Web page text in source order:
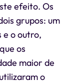
efeito. Os
grupos: um
e o outro,
os
maior de
o